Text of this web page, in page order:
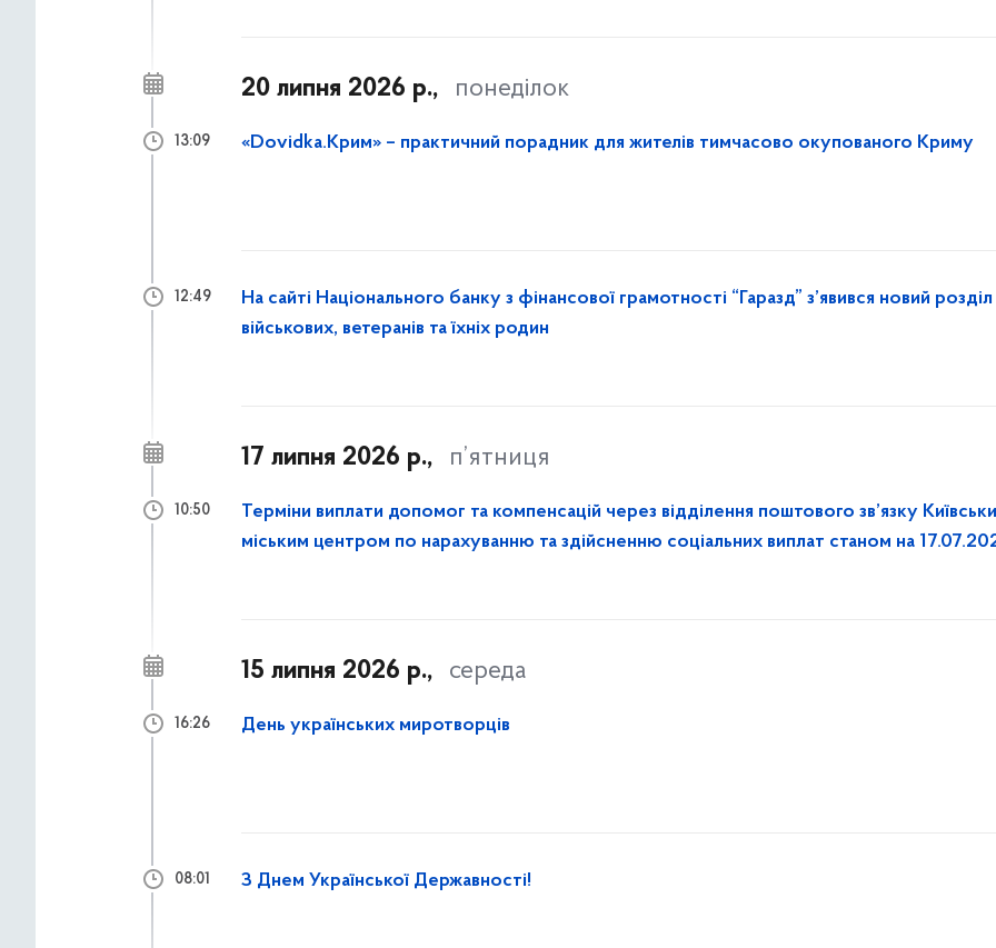
20 липня 2026 р., понеділок
«Dovidka.Крим» – практичний порадник для жителів тимчасово окупованого Криму
13:09
На сайті Національного банку з фінансової грамотності “Гаразд” з’явився новий
військових, ветеранів та їхніх родин
12:49
17 липня 2026 р., п’ятниця
Терміни виплати допомог та компенсацій через відділення поштового зв’язку Київським
міським центром по нарахуванню та здійсненню соціальних виплат станом на
10:50
15 липня 2026 р., середа
День українських миротворців
16:26
З Днем Української Державності!
08:01